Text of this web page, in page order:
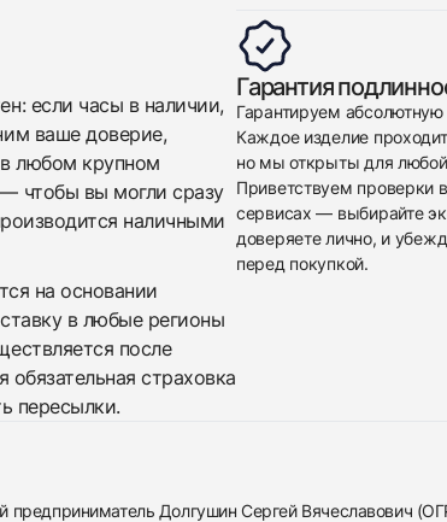
если часы в наличии,
ваше доверие,
любом крупном
чтобы вы могли сразу
наличными
на основании
в любые регионы
после
страховка
пересылки.
Гарантия
Гарантируем абсолютную
Каждое изделие
но мы открыты для любой
Приветствуем проверки
сервисах — выбирайте
доверяете лично, и
перед покупкой.
предприниматель Долгушин Сергей Вячеславович